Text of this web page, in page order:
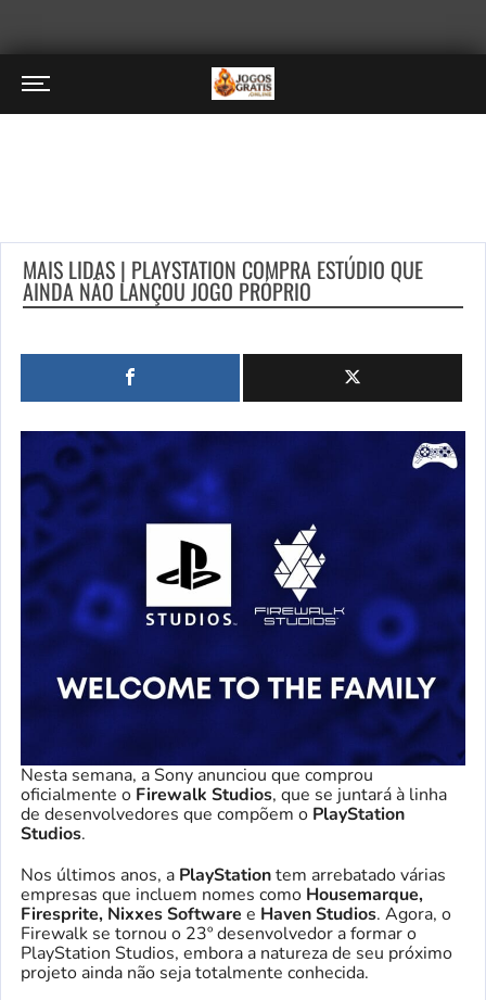
MAIS LIDAS | PLAYSTATION COMPRA ESTÚDIO QUE
AINDA NÃO LANÇOU JOGO PRÓPRIO
Nesta semana, a Sony anunciou que comprou
oficialmente o Firewalk Studios, que se juntará à linha
de desenvolvedores que compõem o PlayStation
Studios.
Nos últimos anos, a PlayStationtem arrebatado várias
empresas que incluem nomes como Housemarque,
Firesprite, Nixxes Software e Haven Studios. Agora, o
Firewalk se tornou o 23º desenvolvedor a formar o
PlayStation Studios, embora a natureza de seu próximo
projeto ainda não seja totalmente conhecida.